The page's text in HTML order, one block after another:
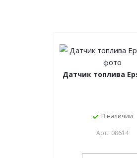
Датчик топлива
В наличии
Арт.: 08614